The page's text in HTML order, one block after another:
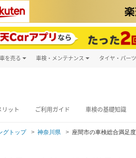
車を売る 車検・メンテナンス タイヤ・パー
リット ご利用ガイド 車検の基礎知識
グトップ 神奈川県 座間市の車検総合満足